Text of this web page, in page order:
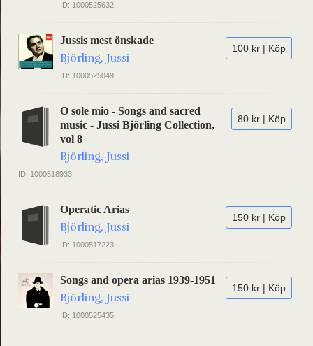
ID: 1000525632
100 kr | Köp
Jussis mest önskade
Björling, Jussi
ID: 1000525049
80 kr | Köp
O sole mio - Songs and sacred
music - Jussi Björling Collection,
vol 8
Björling, Jussi
ID: 1000518933
150 kr | Köp
Operatic Arias
Björling, Jussi
ID: 1000517223
150 kr | Köp
Songs and opera arias 1939-1951
Björling, Jussi
ID: 1000525435